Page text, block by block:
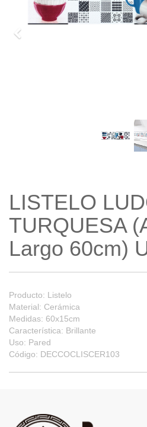
LISTELO
TURQUESA
Largo 60cm)
Producto: Listelo
Material: Cerámica
Medidas: 60x15cm
Característica: Brillante
Uso: Pared
Código: DECCOCLISCER103